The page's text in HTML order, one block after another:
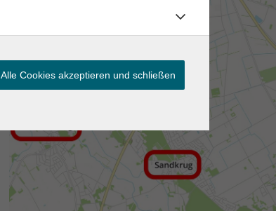
Alle Cookies akzeptieren und schließen